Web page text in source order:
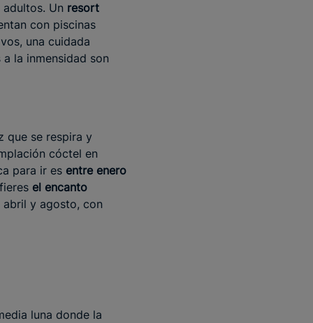
Un resort
con piscinas
una cuidada
la inmensidad son
que se respira y
cóctel en
para ir es entre enero
el encanto
y agosto, con
luna donde la